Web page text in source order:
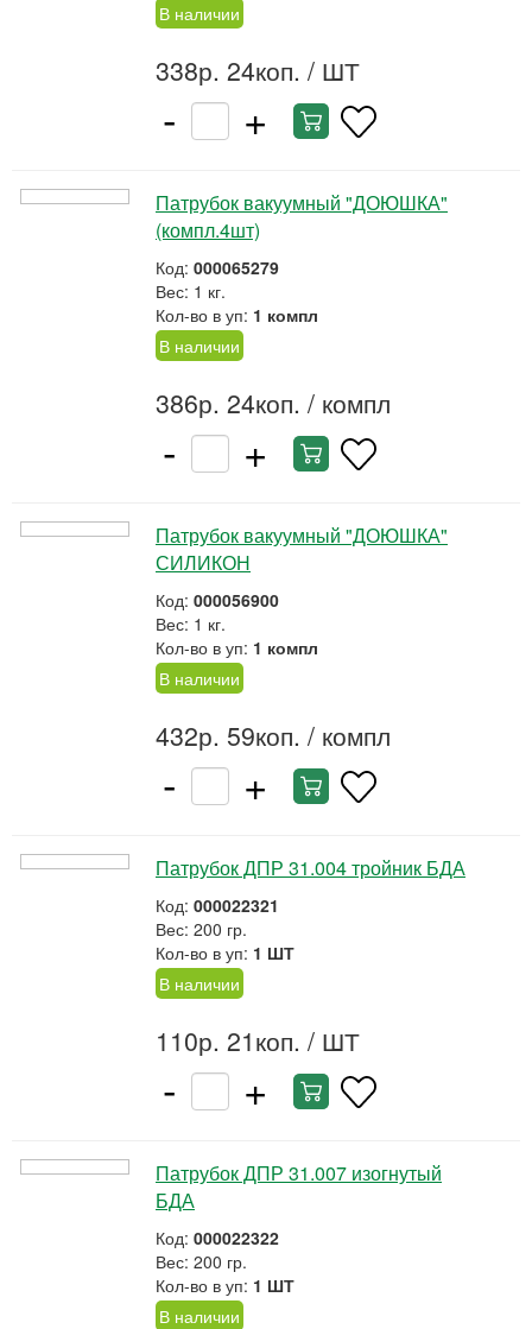
В наличии
338р. 24коп. / ШТ
- +
Патрубок вакуумный "ДОЮШКА"
(компл.4шт)
Код: 000065279
Вес: 1 кг.
Кол-во в уп: 1 компл
В наличии
386р. 24коп. / компл
- +
Патрубок вакуумный "ДОЮШКА"
СИЛИКОН
Код: 000056900
Вес: 1 кг.
Кол-во в уп: 1 компл
В наличии
432р. 59коп. / компл
- +
Патрубок ДПР 31.004 тройник БДА
Код: 000022321
Вес: 200 гр.
Кол-во в уп: 1 ШТ
В наличии
110р. 21коп. / ШТ
- +
Патрубок ДПР 31.007 изогнутый
БДА
Код: 000022322
Вес: 200 гр.
Кол-во в уп: 1 ШТ
В наличии